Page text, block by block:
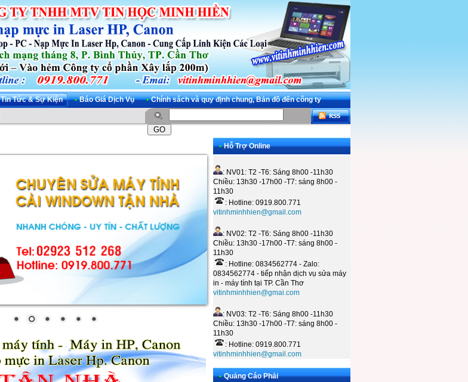
Tin Tức & Sự Kiện • Báo Giá Dịch Vụ • Chính sách và quy định chung, Bản đồ đến công ty
• Hỗ Trợ Online
: NV01: T2 -T6: Sáng 8h00 -11h30
Chiều: 13h30 -17h00 -T7: sáng 8h00 -
11h30
: Hotline: 0919.800.771
vitinhminhhien@gmail.com
: NV02: T2 -T6: Sáng 8h00 -11h30
Chiều: 13h30 -17h00 -T7: sáng 8h00 -
11h30
: Hotline: 0834562774 - Zalo:
0834562774 - tiếp nhận dịch vụ sửa máy
in - máy tính tại TP. Cần Thơ
vitinhminhhien@gmai.com
: NV03: T2 -T6: Sáng 8h00 -11h30
Chiều: 13h30 -17h00 -T7: sáng 8h00 -
11h30
: Hotline: 0919.800.771
vitinhminhhien@gmail.com
• Quảng Cáo Phải